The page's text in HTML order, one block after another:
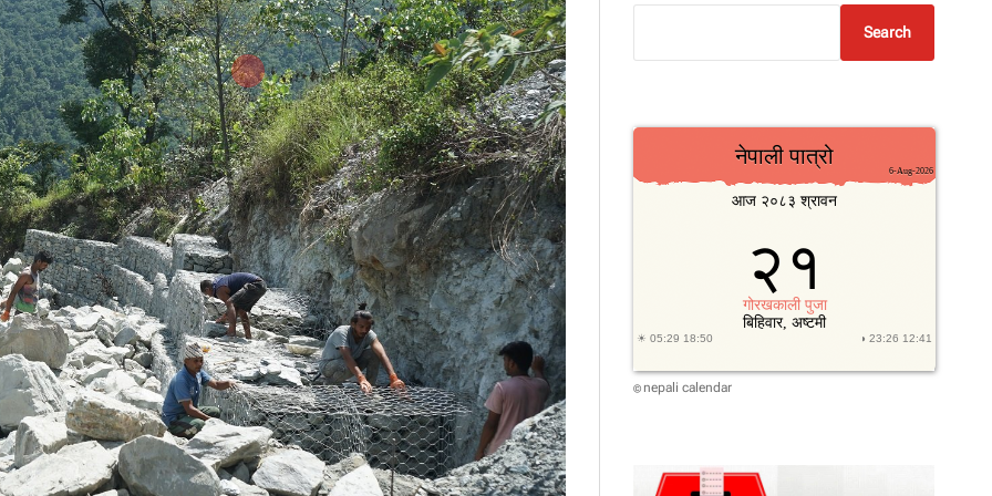
Search
© nepali calendar